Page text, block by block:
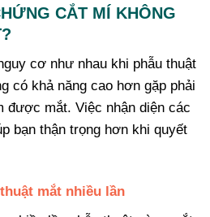
CẮT MÍ KHÔNG
cơ như nhau khi phẫu thuật
có khả năng cao hơn gặp phải
được mắt. Việc nhận diện các
bạn thận trọng hơn khi quyết
mắt nhiều lần